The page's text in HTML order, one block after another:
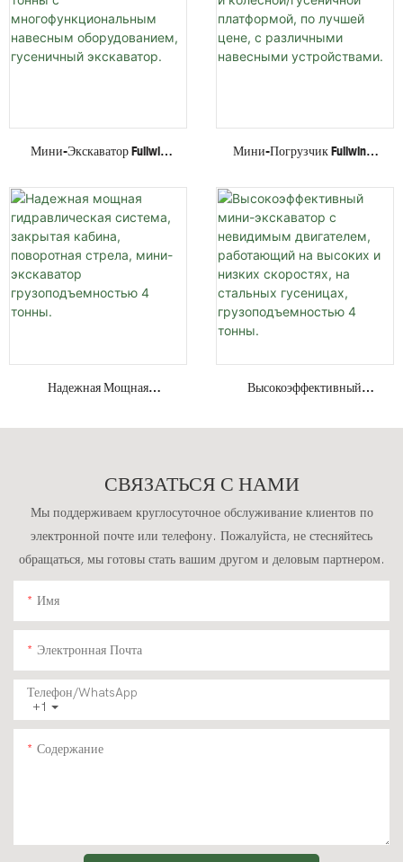
Экскаватор-Погрузчик.
Тонны, Для Работы В Саду.
Мини-Экскаватор Fullwin
Тонны С
Многофункциональным
Навесным Оборудованием,
Гусеничный Экскаватор.
Мини-Погрузчик Fullwin С
И Колесной/гусеничной
Платформой, По Лучшей
Цене, С Различными
Навесными Устройствами.
Надежная Мощная
Закрытая Кабина,
Грузоподъемностью 4
Высокоэффективный
Невидимым Двигателем,
Стальных Гусеницах,
Тонны.
СВЯЗАТЬСЯ С НАМИ
Мы поддерживаем круглосуточное обслуживание клиентов по
электронной почте или телефону. Пожалуйста, не стесняйтесь
обращаться, мы готовы стать вашим другом и деловым партнером.
Имя
Электронная Почта
+1
Телефон/WhatsApp
Содержание